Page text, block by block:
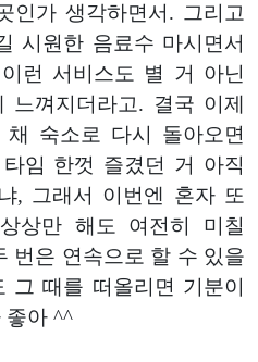
인가 생각하면서. 그리고
시원한 음료수 마시면서
런 서비스도 별 거 아닌
껴지더라고. 결국 이제
숙소로 다시 돌아오면
임 한껏 즐겼던 거 아직
, 그래서 이번엔 혼자 또
상만 해도 여전히 미칠
번은 연속으로 할 수 있을
그 때를 떠올리면 기분이
좋아 ^^